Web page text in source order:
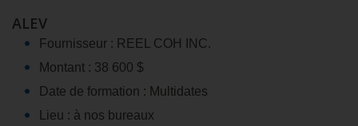
ALEV
Fournisseur : REEL COH INC.
Montant : 38 600 $
Date de formation : Multidates
Lieu : à nos bureaux